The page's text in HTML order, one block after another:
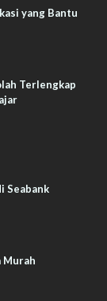
yang Bantu
Terlengkap
Seabank
Murah